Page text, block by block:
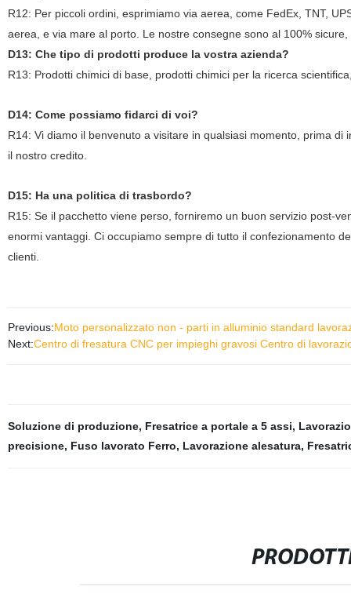
R12: Per piccoli ordini, esprimiamo via aerea, come FedEx, TNT,
aerea, e via mare al porto. Le nostre consegne sono al 100%
D13: Che tipo di prodotti produce la vostra azienda?
R13: Prodotti chimici di base, prodotti chimici per la ricerca
D14: Come possiamo fidarci di voi?
R14: Vi diamo il benvenuto a visitare in qualsiasi momento, prima
il nostro credito.
D15: Ha una politica di trasbordo?
R15: Se il pacchetto viene perso, forniremo un buon servizio post-
enormi vantaggi. Ci occupiamo sempre di tutto il confezionamento
clienti.
Previous:Moto personalizzato non - parti in alluminio standard
Next:Centro di fresatura CNC per impieghi gravosi Centro di
Soluzione di produzione, Fresatrice a portale a 5 assi,
precisione, Fuso lavorato Ferro, Lavorazione alesatura,